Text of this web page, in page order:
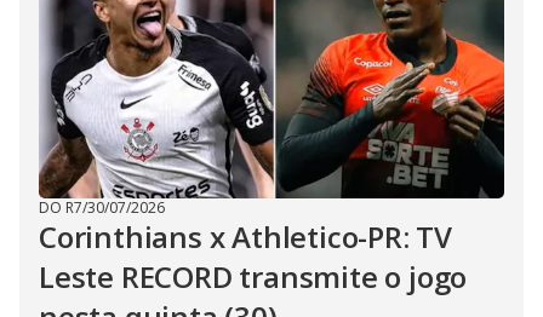
DO R7/30/07/2026
Corinthians x Athletico-PR: TV
Leste RECORD transmite o jogo